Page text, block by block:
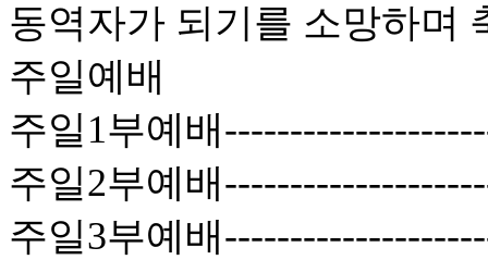
동역자가 되기를 소망하며
주일예배
주일1부예배
주일2부예배
주일3부예배